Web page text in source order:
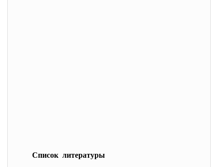
Список литературы